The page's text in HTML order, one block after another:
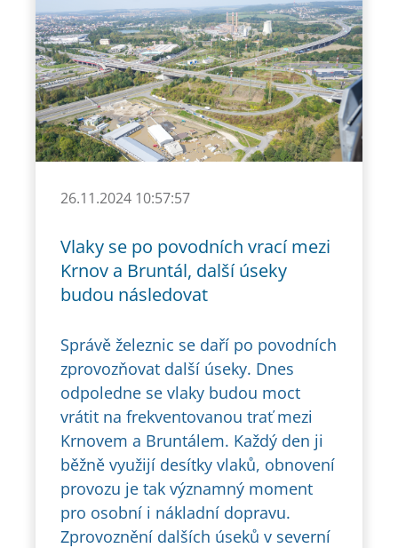
26.11.2024 10:57:57
Vlaky se po povodních vrací mezi
Krnov a Bruntál, další úseky
budou následovat
Správě železnic se daří po povodních
zprovozňovat další úseky. Dnes
odpoledne se vlaky budou moct
vrátit na frekventovanou trať mezi
Krnovem a Bruntálem. Každý den ji
běžně využijí desítky vlaků, obnovení
provozu je tak významný moment
pro osobní i nákladní dopravu.
Zprovoznění dalších úseků v severní